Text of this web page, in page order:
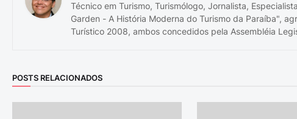
Técnico em Turismo, Turismólogo, Jornalista,
Garden - A História Moderna do Turismo da Paraíba",
Turístico 2008, ambos concedidos pela Assembléia
POSTS RELACIONADOS